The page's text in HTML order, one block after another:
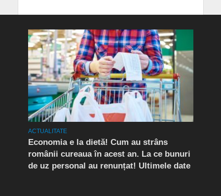
ACTUALITATE
Economia e la dietă! Cum au strâns
românii cureaua în acest an. La ce bunuri
de uz personal au renunțat! Ultimele date